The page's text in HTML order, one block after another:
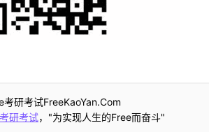
考研考试FreeKaoYan.Com
研考试，"为实现人生的Free而奋斗"